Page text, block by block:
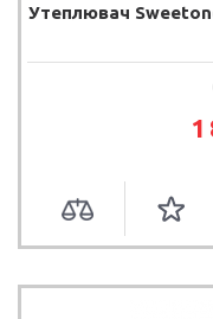
Утеплювач
1